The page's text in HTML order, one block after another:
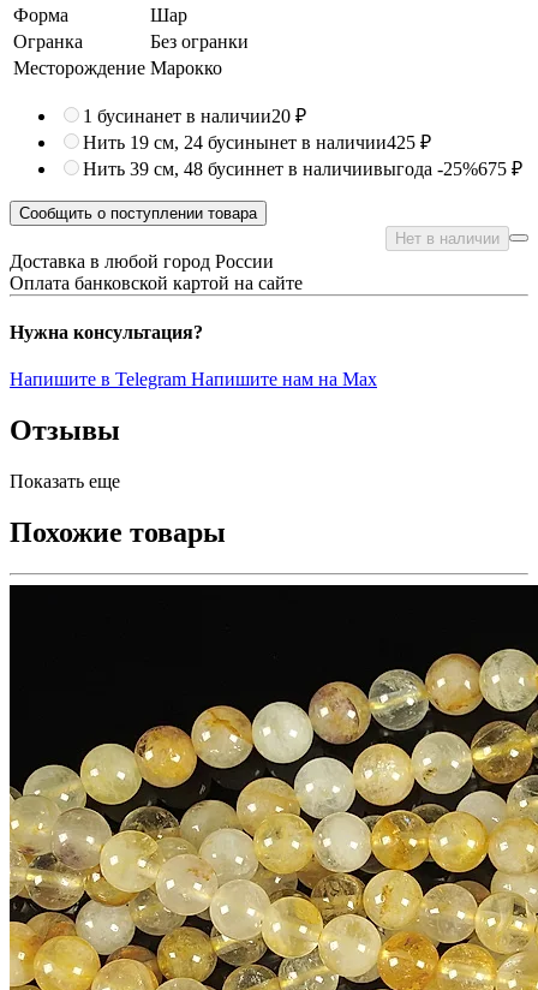
Форма
Шар
Огранка
Без огранки
Месторождение Марокко
1 бусинанет в наличии20 ₽
Нить 19 см, 24 бусинынет в наличии425 ₽
Нить 39 см, 48 бусиннет в наличиивыгода -25%675 ₽
Сообщить о поступлении товара
Нет в наличии
Доставка в любой город России
Оплата банковской картой на сайте
Нужна консультация?
Напишите в Telegram Напишите нам на Max
Отзывы
Показать еще
Похожие товары